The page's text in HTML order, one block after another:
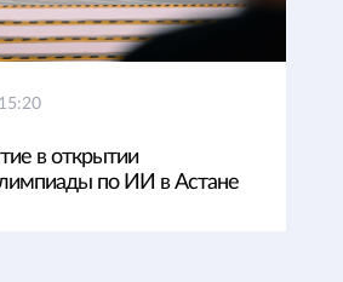
в открытии
по ИИ в Астане